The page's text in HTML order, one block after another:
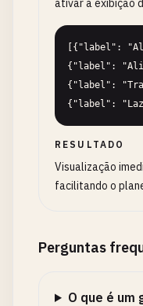
ativar a exibição
[{"label":
{"label":
{"label":
{"label":
RESULTADO
Visualização
facilitando o
Perguntas
O que é um